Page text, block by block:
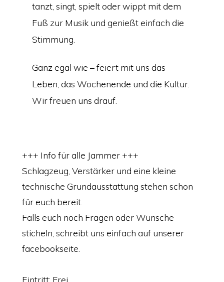
tanzt, singt, spielt oder wippt mit dem
Fuß zur Musik und genießt einfach die
Stimmung.
Ganz egal wie – feiert mit uns das
Leben, das Wochenende und die Kultur.
Wir freuen uns drauf.
+++ Info für alle Jammer +++
Schlagzeug, Verstärker und eine kleine
technische Grundausstattung stehen schon
für euch bereit.
Falls euch noch Fragen oder Wünsche
sticheln, schreibt uns einfach auf unserer
facebookseite.
Eintritt: Frei